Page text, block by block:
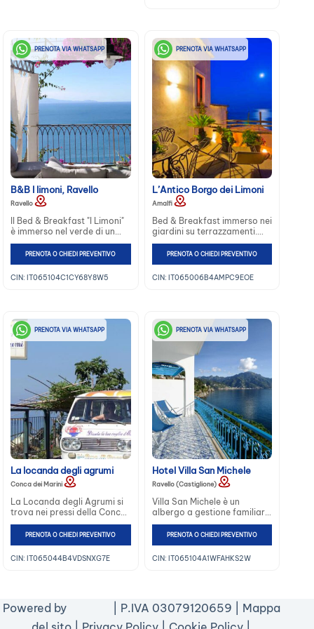
PRENOTA VIA WHATSAPP
B&B I limoni, Ravello
Ravello
Il Bed & Breakfast "I Limoni"
è immerso nel verde di un
limoneto all'interno di
un'Azienda Bioagricola.
Posta a picco sul mare...
PRENOTA O CHIEDI PREVENTIVO
CIN: IT065104C1CY68Y8W5
PRENOTA VIA WHATSAPP
L’Antico Borgo dei Limoni
Amalfi
Bed & Breakfast immerso nei
giardini su terrazzamenti.
Tra pergole di limoni e
aranci sulla Costiera
Amalfitana. Questa casa...
PRENOTA O CHIEDI PREVENTIVO
CIN: IT065006B4AMPC9EOE
PRENOTA VIA WHATSAPP
La locanda degli agrumi
Conca dei Marini
La Locanda degli Agrumi si
trova nei pressi della Conca
dei marini. Le camere sono
dotate di tutti i comfort
necessari ...
PRENOTA O CHIEDI PREVENTIVO
CIN: IT065044B4VDSNXG7E
PRENOTA VIA WHATSAPP
Hotel Villa San Michele
Ravello (Castiglione)
Villa San Michele è un
albergo a gestione familiare
molto tranquillo, situato a
Castiglione, vicino ad Amalfi
e Ravello...
PRENOTA O CHIEDI PREVENTIVO
CIN: IT065104A1WFAHKS2W
Powered by | P.IVA 03079120659 | Mappa